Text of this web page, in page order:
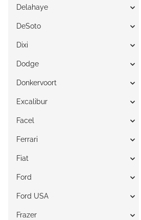
Delahaye
DeSoto
Dixi
Dodge
Donkervoort
Excalibur
Facel
Ferrari
Fiat
Ford
Ford USA
Frazer